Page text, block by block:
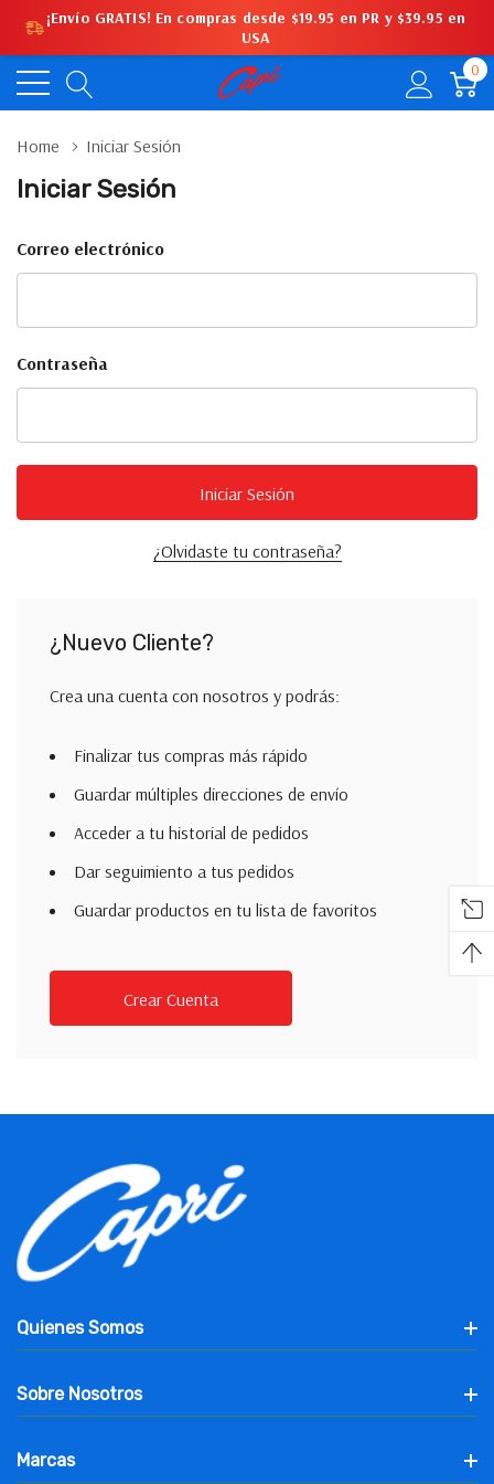
¡Envío GRATIS! En compras desde $19.95 en PR y $39.95 en
USA
0
Home Iniciar Sesión
Iniciar Sesión
Correo electrónico
Contraseña
¿Olvidaste tu contraseña?
¿Nuevo Cliente?
Crea una cuenta con nosotros y podrás:
Finalizar tus compras más rápido
Guardar múltiples direcciones de envío
Acceder a tu historial de pedidos
Dar seguimiento a tus pedidos
Guardar productos en tu lista de favoritos
Crear Cuenta
Quienes Somos
Sobre Nosotros
Marcas